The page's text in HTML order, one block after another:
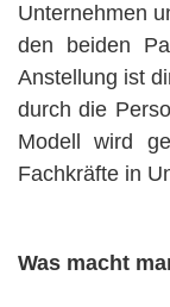
Unternehmen
den beiden
Anstellung ist
durch die
Modell wird
Fachkräfte in
Was macht